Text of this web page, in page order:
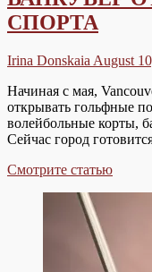
СПОРТА
Irina Donskaia August
Начиная с мая,
открывать гольфные
волейбольные корты,
Сейчас город
Смотрите статью